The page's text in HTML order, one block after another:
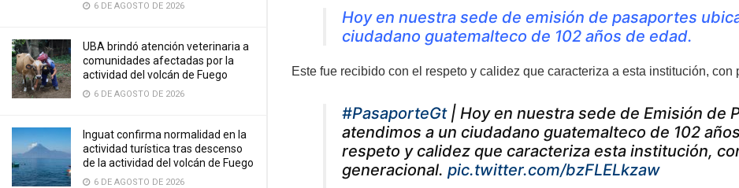
6 DE AGOSTO DE 2026
UBA brindó atención veterinaria a
comunidades afectadas por la
actividad del volcán de Fuego
6 DE AGOSTO DE 2026
Inguat confirma normalidad en la
actividad turística tras descenso
de la actividad del volcán de Fuego
6 DE AGOSTO DE 2026
Hoy en nuestra sede de emisión de pasaportes
ciudadano guatemalteco de 102 años de edad.
Este fue recibido con el respeto y calidez que caracteriza a esta institución,
#PasaporteGt| Hoy en nuestra sede de Emisión de
atendimos a un ciudadano guatemalteco de 102
respeto y calidez que caracteriza esta institución,
generacional. pic.twitter.com/bzFLELkzaw